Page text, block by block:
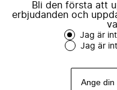
Bli den första att
erbjudanden och
Jag är
Jag är